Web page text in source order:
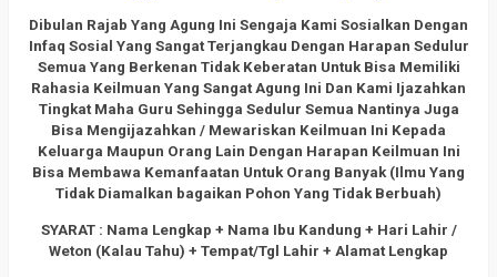
Dibulan Rajab Yang Agung Ini Sengaja Kami Sosialkan Dengan
Infaq Sosial Yang Sangat Terjangkau Dengan Harapan Sedulur
Semua Yang Berkenan Tidak Keberatan Untuk Bisa Memiliki
Rahasia Keilmuan Yang Sangat Agung Ini Dan Kami Ijazahkan
Tingkat Maha Guru Sehingga Sedulur Semua Nantinya Juga
Bisa Mengijazahkan / Mewariskan Keilmuan Ini Kepada
Keluarga Maupun Orang Lain Dengan Harapan Keilmuan Ini
Bisa Membawa Kemanfaatan Untuk Orang Banyak (Ilmu Yang
Tidak Diamalkan bagaikan Pohon Yang Tidak Berbuah)
SYARAT : Nama Lengkap + Nama Ibu Kandung + Hari Lahir /
Weton (Kalau Tahu) + Tempat/Tgl Lahir + Alamat Lengkap